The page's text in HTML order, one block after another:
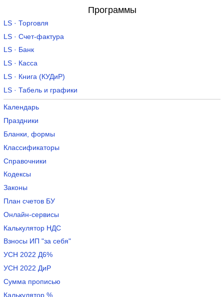
Программы
LS · Торговля
LS · Счет-фактура
LS · Банк
LS · Касса
LS · Книга (КУДиР)
LS · Табель и графики
Календарь
Праздники
Бланки, формы
Классификаторы
Справочники
Кодексы
Законы
План счетов БУ
Онлайн-сервисы
Калькулятор НДС
Взносы ИП "за себя"
УСН 2022 Д6%
УСН 2022 ДиР
Сумма прописью
Калькулятор %